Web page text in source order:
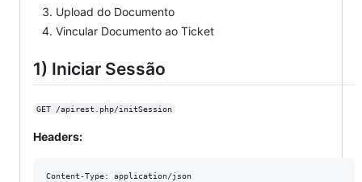
Upload do Documento
Vincular Documento ao Ticket
1) Iniciar Sessão
GET /apirest.php/initSession
Headers:
Content-Type: application/json